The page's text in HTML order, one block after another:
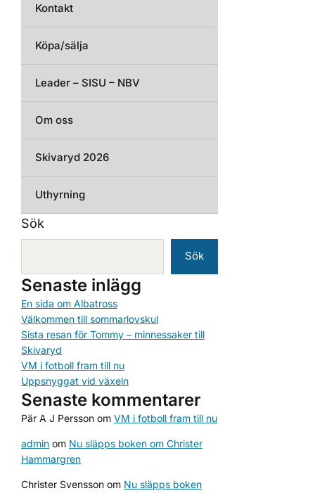
Kontakt
Köpa/sälja
Leader – SISU – NBV
Om oss
Skivaryd 2026
Uthyrning
Sök
Sök
Senaste inlägg
En sida om Albatross
Välkommen till sommarlovskul
Sista resan för Tommy – minnessaker till
Skivaryd
VM i fotboll fram till nu
Uppsnyggat vid växeln
Senaste kommentarer
Pär A J Persson om VM i fotboll fram till nu
admin om Nu släpps boken om Christer
Hammargren
Christer Svensson om Nu släpps boken